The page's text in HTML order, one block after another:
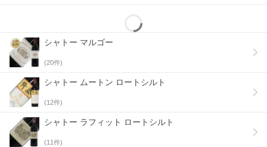
区画毎の特徴を生かす
シャトー・ラフィット・ロートシルトのブドウ畑は、シャトー周
シャトー マルゴー
(20件)
シャトー ムートン ロートシルト
(12件)
シャトー ラフィット ロートシルト
(11件)